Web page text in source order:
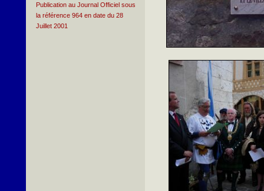
Publication au Journal Officiel sous
la référence 964 en date du 28
Juillet 2001